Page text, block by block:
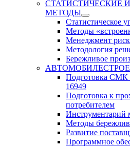
СТАТИСТИЧЕСКИЕ
МЕТОДЫ
Статистическое
Методы
Менеджмент
Методология
Бережливое
Подготовка СМК
16949
Подготовка к
потребителем
Инструментарий
Методы
Развитие
Программное